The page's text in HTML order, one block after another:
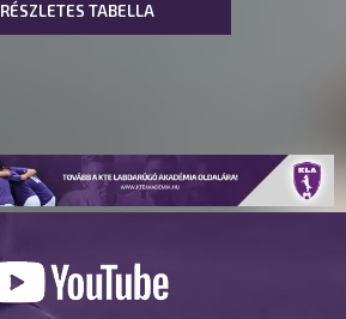
RÉSZLETES TABELLA